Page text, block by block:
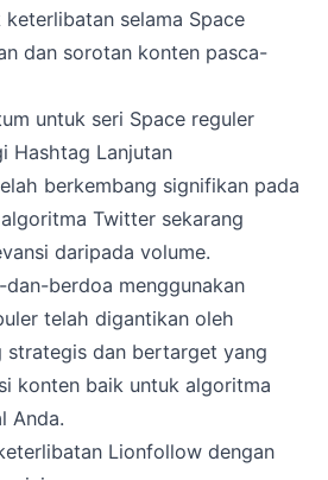
selama Space
dan sorotan konten pasca-
untuk seri Space reguler
Hashtag Lanjutan
berkembang signifikan pada
Twitter sekarang
daripada volume.
berdoa menggunakan
telah digantikan oleh
strategis dan bertarget yang
konten baik untuk algoritma
Anda.
Lionfollow dengan